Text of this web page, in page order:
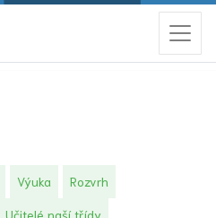
Výuka Rozvrh
Učitelé naší třídy